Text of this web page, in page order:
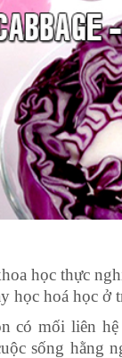
học thực
học hoá học ở
có mối liên
sống hằng